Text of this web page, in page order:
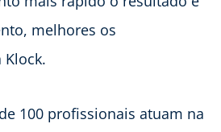
melhores os
Klock.
100 profissionais atuam na